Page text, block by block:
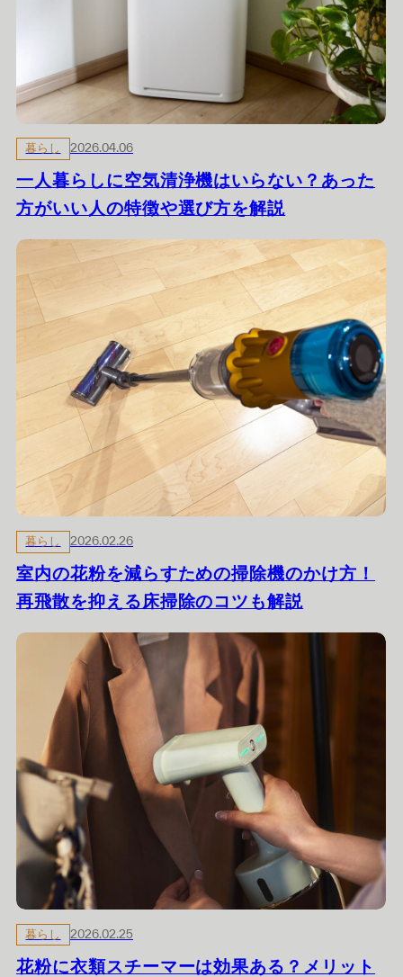
暮らし 2026.04.06
一人暮らしに空気清浄機はいらない？あった
方がいい人の特徴や選び方を解説
暮らし 2026.02.26
室内の花粉を減らすための掃除機のかけ方！
再飛散を抑える床掃除のコツも解説
暮らし 2026.02.25
花粉に衣類スチーマーは効果ある？メリット